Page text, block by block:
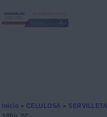
Inicio » CELULOSA »